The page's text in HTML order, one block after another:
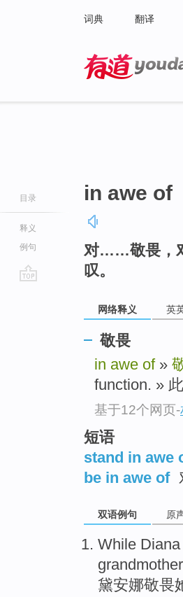
词典 翻译
目录
释义
例句
in awe of
对……敬畏，
叹。
网络释义 英
敬畏
in awe of»
function. »
基于12个网页-
短语
stand in awe
be in awe of
双语例句 原
While Diana
黛安娜敬畏